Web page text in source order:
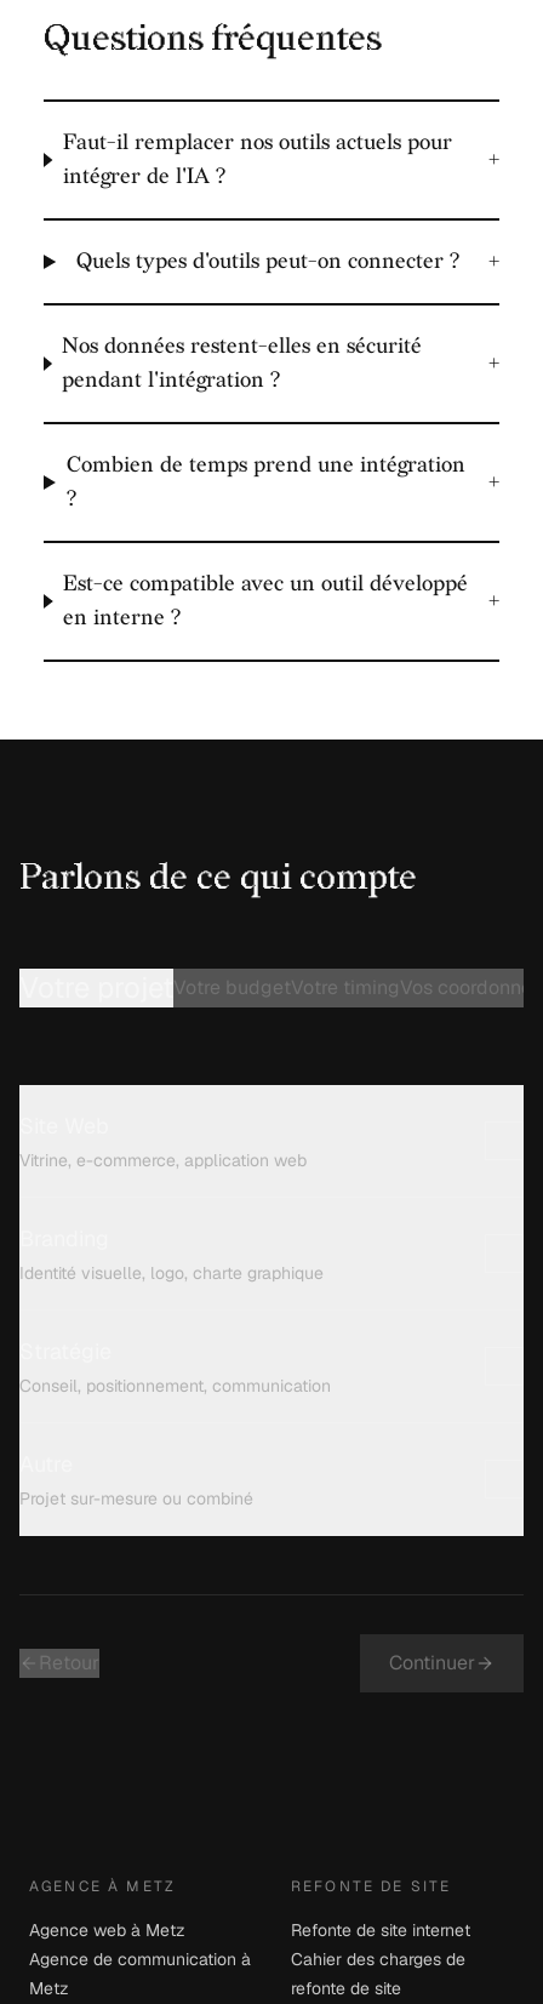
Questions fréquentes
Faut-il remplacer nos outils actuels pour
intégrer de l'IA ?
+
Quels types d'outils peut-on connecter ? +
Nos données restent-elles en sécurité
pendant l'intégration ?
+
Combien de temps prend une intégration
?
+
Est-ce compatible avec un outil développé
en interne ?
+
Parlons de ce qui compte
Votre budgetVotre timingVos
Vitrine, e-commerce, application web
Identité visuelle, logo, charte graphique
Conseil, positionnement, communication
Projet sur-mesure ou combiné
Retour Continuer
AGENCE À METZ
Agence web à Metz
Agence de communication à
Metz
REFONTE DE SITE
Refonte de site internet
Cahier des charges de
refonte de site